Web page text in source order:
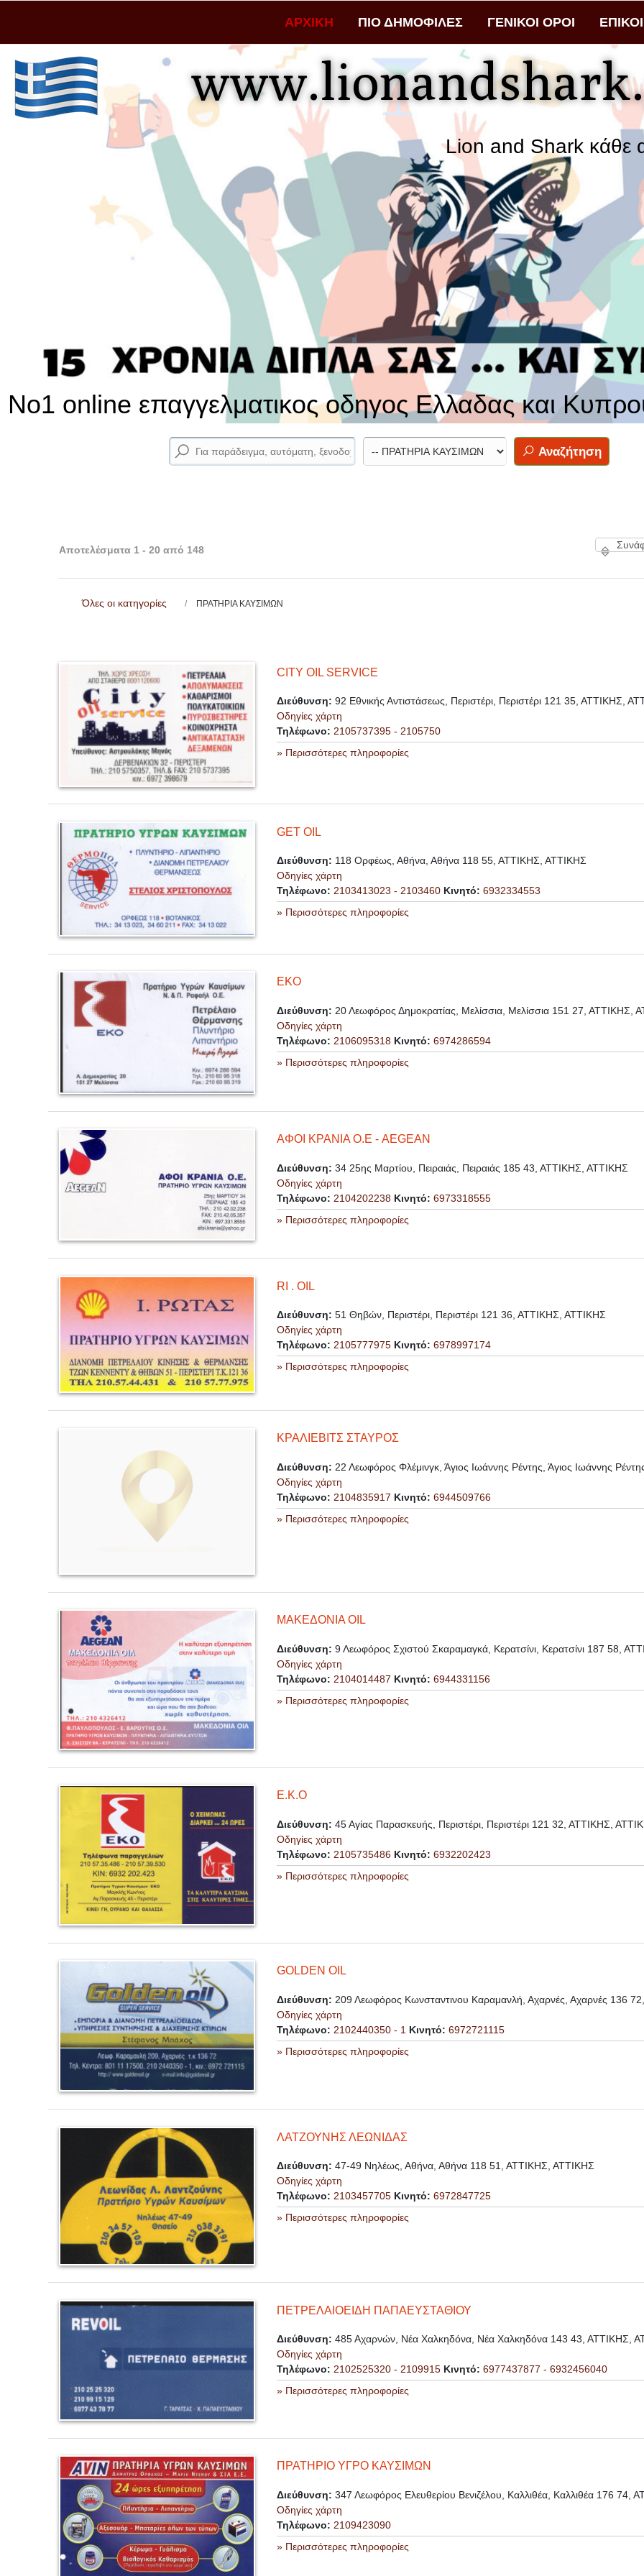
ΑΡΧΙΚΗ ΠΙΟ ΔΗΜΟΦΙΛΕΣ ΓΕΝΙΚΟΙ ΟΡΟΙ
No1 online επαγγελματικος οδηγος Ελλαδας και
Lion and Shark κάθε αναζήτηση
Αναζήτηση
Αποτελέσματα 1 - 20 από 148
Όλες οι κατηγορίες ΠΡΑΤΗΡΙΑ ΚΑΥΣΙΜΩΝ
CITY OIL SERVICE
Διεύθυνση: 92 Εθνικής Αντιστάσεως, Περιστέρι, Περιστέρι 121 35, ΑΤΤΙΚΗΣ,
Οδηγίες χάρτη
Τηλέφωνο: 2105737395 - 2105750
» Περισσότερες πληροφορίες
GET OIL
Διεύθυνση: 118 Ορφέως, Αθήνα, Αθήνα 118 55, ΑΤΤΙΚΗΣ, ΑΤΤΙΚΗΣ
Οδηγίες χάρτη
Τηλέφωνο: 2103413023 - 2103460 Κινητό: 6932334553
» Περισσότερες πληροφορίες
ΕΚΟ
Διεύθυνση: 20 Λεωφόρος Δημοκρατίας, Μελίσσια, Μελίσσια 151 27, ΑΤΤΙΚΗΣ,
Οδηγίες χάρτη
Τηλέφωνο: 2106095318 Κινητό: 6974286594
» Περισσότερες πληροφορίες
ΑΦΟΙ ΚΡΑΝΙΑ Ο.Ε - AEGEAN
Διεύθυνση: 34 25ης Μαρτίου, Πειραιάς, Πειραιάς 185 43, ΑΤΤΙΚΗΣ, ΑΤΤΙΚΗΣ
Οδηγίες χάρτη
Τηλέφωνο: 2104202238 Κινητό: 6973318555
» Περισσότερες πληροφορίες
RI . OIL
Διεύθυνση: 51 Θηβών, Περιστέρι, Περιστέρι 121 36, ΑΤΤΙΚΗΣ, ΑΤΤΙΚΗΣ
Οδηγίες χάρτη
Τηλέφωνο: 2105777975 Κινητό: 6978997174
» Περισσότερες πληροφορίες
ΚΡΑΛΙΕΒΙΤΣ ΣΤΑΥΡΟΣ
Διεύθυνση: 22 Λεωφόρος Φλέμινγκ, Άγιος Ιωάννης Ρέντης, Άγιος Ιωάννης
Οδηγίες χάρτη
Τηλέφωνο: 2104835917 Κινητό: 6944509766
» Περισσότερες πληροφορίες
ΜΑΚΕΔΟΝΙΑ OIL
Διεύθυνση: 9 Λεωφόρος Σχιστού Σκαραμαγκά, Κερατσίνι, Κερατσίνι 187 58,
Οδηγίες χάρτη
Τηλέφωνο: 2104014487 Κινητό: 6944331156
» Περισσότερες πληροφορίες
Ε.Κ.Ο
Διεύθυνση: 45 Αγίας Παρασκευής, Περιστέρι, Περιστέρι 121 32, ΑΤΤΙΚΗΣ,
Οδηγίες χάρτη
Τηλέφωνο: 2105735486 Κινητό: 6932202423
» Περισσότερες πληροφορίες
GOLDEN OIL
Διεύθυνση: 209 Λεωφόρος Κωνσταντινου Καραμανλή, Αχαρνές, Αχαρνές 136
Οδηγίες χάρτη
Τηλέφωνο: 2102440350 - 1 Κινητό: 6972721115
» Περισσότερες πληροφορίες
ΛΑΤΖΟΥΝΗΣ ΛΕΩΝΙΔΑΣ
Διεύθυνση: 47-49 Νηλέως, Αθήνα, Αθήνα 118 51, ΑΤΤΙΚΗΣ, ΑΤΤΙΚΗΣ
Οδηγίες χάρτη
Τηλέφωνο: 2103457705 Κινητό: 6972847725
» Περισσότερες πληροφορίες
ΠΕΤΡΕΛΑΙΟΕΙΔΗ ΠΑΠΑΕΥΣΤΑΘΙΟΥ
Διεύθυνση: 485 Αχαρνών, Νέα Χαλκηδόνα, Νέα Χαλκηδόνα 143 43, ΑΤΤΙΚΗΣ,
Οδηγίες χάρτη
Τηλέφωνο: 2102525320 - 2109915 Κινητό: 6977437877 - 6932456040
» Περισσότερες πληροφορίες
ΠΡΑΤΗΡΙΟ ΥΓΡΟ ΚΑΥΣΙΜΩΝ
Διεύθυνση: 347 Λεωφόρος Ελευθερίου Βενιζέλου, Καλλιθέα, Καλλιθέα 176 74,
Οδηγίες χάρτη
Τηλέφωνο: 2109423090
» Περισσότερες πληροφορίες